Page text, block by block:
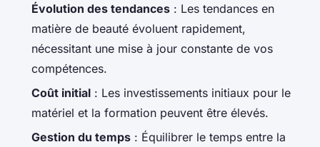
Évolution des tendances : Les tendances en
matière de beauté évoluent rapidement,
nécessitant une mise à jour constante de vos
compétences.
Coût initial : Les investissements initiaux pour le
matériel et la formation peuvent être élevés.
Gestion du temps : Équilibrer le temps entre la